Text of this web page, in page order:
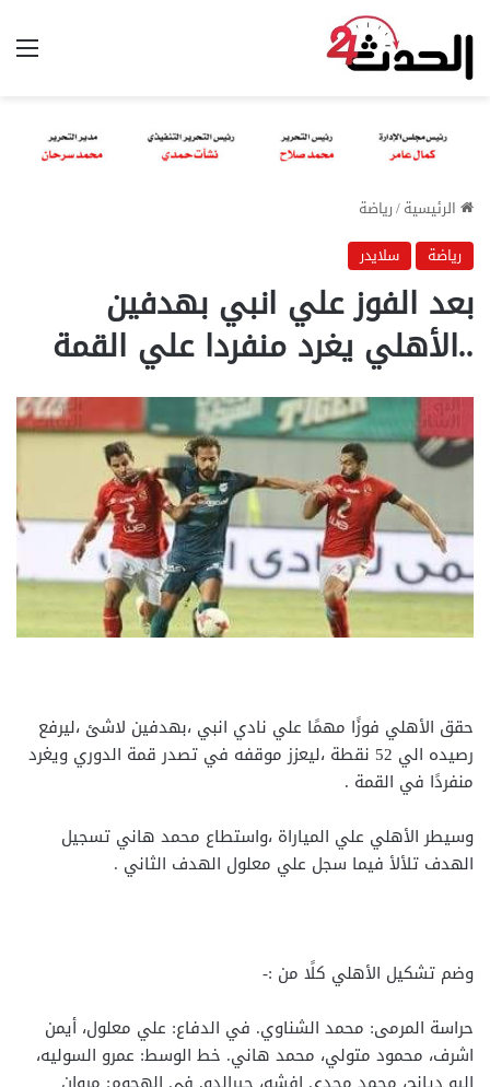
الرئيسية/رياضة
رياضة
سلايدر
بعد الفوز علي انبي بهدفين
..الأهلي يغرد منفردا علي القمة
حقق الأهلي فوزًا مهمًا علي نادي انبي ،بهدفين لاشئ ،ليرفع
رصيده الي 52 نقطة ،ليعزز موقفه في تصدر قمة الدوري ويغرد
منفردًا في القمة .
وسيطر الأهلي علي المياراة ،واستطاع محمد هاني تسجيل
الهدف تلألأ فيما سجل علي معلول الهدف الثاني .
وضم تشكيل الأهلي كلًا من :-
حراسة المرمى: محمد الشناوي. في الدفاع: علي معلول، أيمن
اشرف، محمود متولي، محمد هاني. خط الوسط: عمرو السوليه،